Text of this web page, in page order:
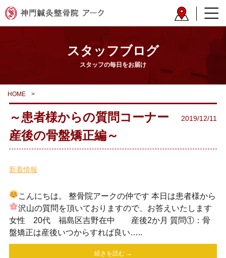
スタッフブログ
スタッフの毎日をお届け
HOME >
～患者様からの質問コーナー
産後の骨盤矯正編～
2019/12/11
新着情報
こんにちは。 整骨院アークの仲です 本日は患者様から
沢山の質問を頂いておりますので、お答えいたします
女性 20代 福島区吉野在中 産後2か月 質問①：骨
盤矯正は産後いつからすれば良い…..
続きを読む →